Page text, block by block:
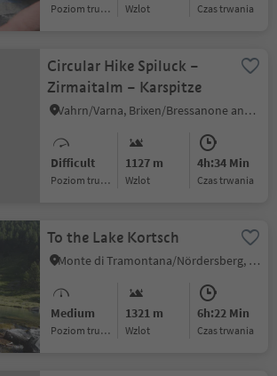
Poziom trudności Wzlot czas trwania
Circular Hike Spiluck –
Zirmaitalm – Karspitze
Vahrn/Varna, Brixen/Bressanone and environs
Difficult
Poziom trudności
1127 m
Wzlot
4h:34 Min
czas trwania
To the Lake Kortsch
Monte di Tramontana/Nördersberg, Schlanders/Silandro, Vinschgau/Val Venosta
Medium
Poziom trudności
1321 m
Wzlot
6h:22 Min
czas trwania